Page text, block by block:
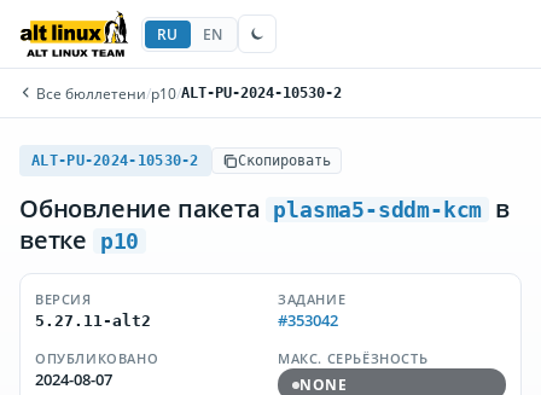
RU EN
Все бюллетени/p10/ALT-PU-2024-10530-2
ALT-PU-2024-10530-2 Скопировать
Обновление пакета plasma5-sddm-kcm в
ветке
p10
ВЕРСИЯ
5.27.11-alt2
ЗАДАНИЕ
#353042
ОПУБЛИКОВАНО
2024-08-07
МАКС. СЕРЬЁЗНОСТЬ
NONE